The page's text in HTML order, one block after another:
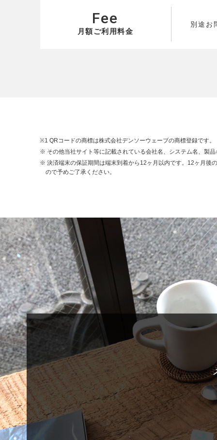
Fee
月額ご利用料金
別途お
※1 QRコードの商標は株式会社デンソーウェーブの商標登録です。
※ その他当社サイト等に記載されている会社名、システム名、製
※ 決済端末の保証期間は端末到着から12ヶ月以内です。12ヶ月後
ので予めご了承ください。